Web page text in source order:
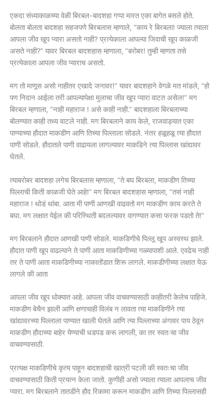
एकदा संध्याकाळच्या वेळी बिरबल-बादशहा गप्पा मारत एका बागेत बसले होते.
बोलता बोलता बादशहा सहजपणे बिरबलास म्हणाले, “काय रे बिरबला! ज्याला त्याला
आपला जीव खूप प्यारा असतो नाही? प्रत्येकाला आपल्या जिवाची खूप काळजी
असते नाही?” यावर बिरबल बादशहास म्हणाला, “बरोबर! तुम्ही म्हणता तसे
प्रत्येकाला आपला जीव प्याराच असतो.
मग तो माणूस असो नाहीतर एखादे जनावर!” यावर बादशहाने वेगळे मत मांडले, “हो
पण निदान आईला तरी आपल्यापेक्षा मुलाचा जीव खूप प्यारा वाटत असेल!” मग
बिरबल म्हणाला, “नाही महाराज ! असे काही नाही.” बादशहाला बिरबलाच्या
बोलण्यात काही तथ्य वाटले नाही. मग बिरबलाने काय केले, राजवाड्यात एका
पाण्याच्या हौदात माकडीण आणि तिच्या पिल्लाला सोडले. नंतर हळूहळू त्या हौदात
पाणी सोडले. हौदातले पाणी वाढायला लागल्यावर माकडिने त्या पिल्लास खांद्यावर
घेतले.
त्याबरोबर बादशहा लगेच बिरबलास म्हणाला, “ते बघ बिरबला, माकडीण तिच्या
पिल्लाची किती काळजी घेते आहे!” मग बिरबल बादशहास म्हणाला, “तसं नाही
महाराज ! थोडं थांबा. आता मी पाणी आणखी वाढवतो मग माकडीण काय करते ते
बघा. मग लक्षात येईल की परिस्थिती बदलल्यावर वागण्यात कसा फरक पडतो ते!”
मग बिरबलाने हौदात आणखी पाणी सोडले. माकडिणीचे पिल्लू खूप अस्वस्थ झाले.
हौदात पाणी खूप वाढल्याने ते पाणी आता माकडिणीच्या गळ्यापाशी आले. एवढेच नाही
तर ते पाणी आता माकडिणीच्या नाकातोंडात शिरू लागले. माकडीणीच्या लक्षात येऊ
लागले की आता
आपला जीव खूप धोक्यात आहे. आपला जीव वाचवण्यासाठी काहीतरी केलेच पाहिजे.
माकडीण बेचैन झाली आणि क्षणाचाही विलंब न लावता त्या माकडिणीने त्या
खांद्यावरच्या पिल्लाला पाण्यात खाली घेतले आणि त्या पिल्लाच्या अंगावर पाय ठेवून
माकडीण हौदाच्या बाहेर येण्याची धडपड करू लागली, का तर स्वतःचा जीव
वाचवण्यासाठी.
प्रत्यक्ष माकडिणीचे कृत्य पाहून बादशहाची खात्री पटली की स्वतःचा जीव
वाचवण्यासाठी किती प्रयत्न केला जातो. कुणीही असो ज्याला त्याला आपलाच जीव
प्यारा. मग बिरबलाने तातडीने हौद रिकामा करून माकडीण आणि तिच्या पिल्लासही